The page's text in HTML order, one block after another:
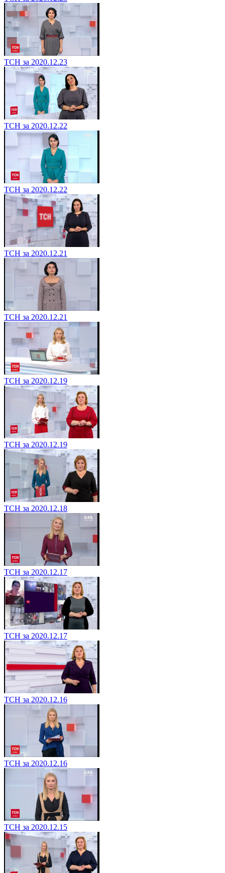
ТСН за 2020.12.23
ТСН за 2020.12.22
ТСН за 2020.12.22
ТСН за 2020.12.21
ТСН за 2020.12.21
ТСН за 2020.12.19
ТСН за 2020.12.19
ТСН за 2020.12.18
ТСН за 2020.12.17
ТСН за 2020.12.17
ТСН за 2020.12.16
ТСН за 2020.12.16
ТСН за 2020.12.15